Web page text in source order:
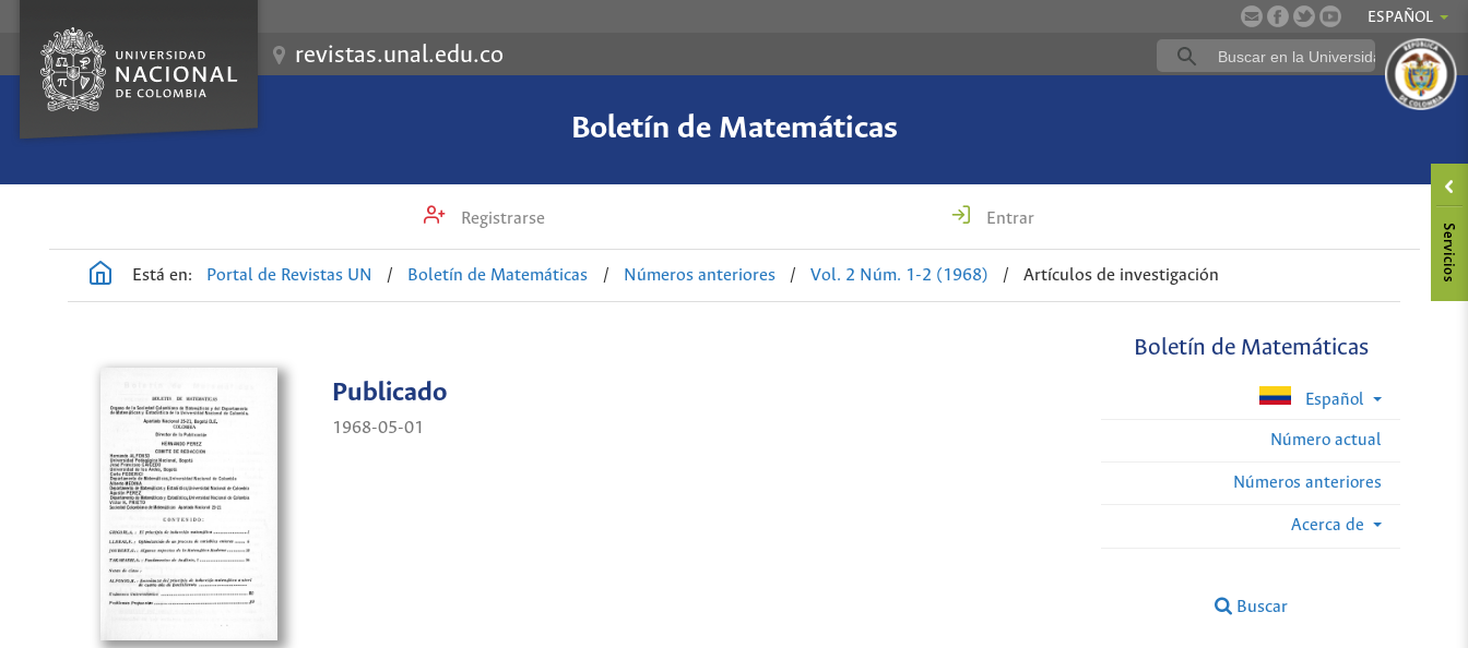
ESPAÑOL
revistas.unal.edu.co
Boletín de Matemáticas
Registrarse Entrar
Está en: Portal de Revistas UN / Boletín de Matemáticas / Números anteriores / Vol. 2 Núm. 1-2 (1968) / Artículos de investigación
Boletín de Matemáticas
Español
Número actual
Números anteriores
Acerca de
Buscar
Publicado
1968-05-01